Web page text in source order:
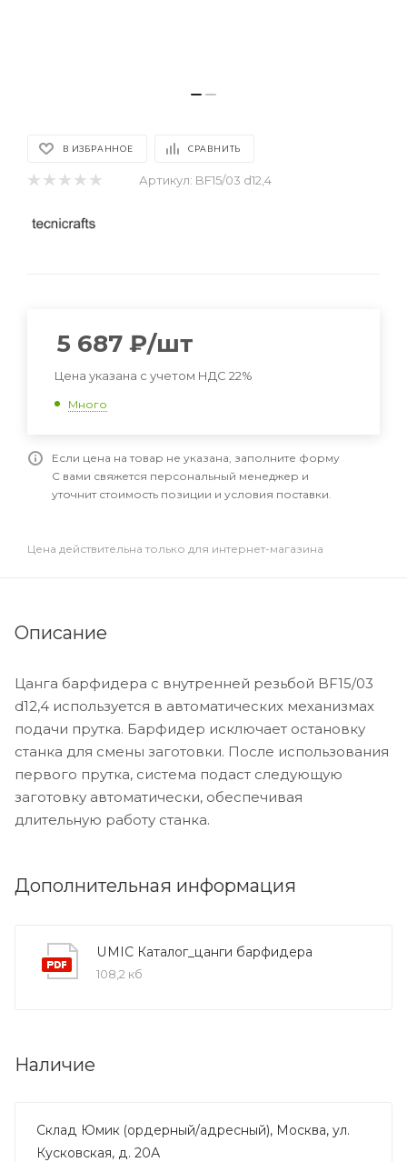
В ИЗБРАННОЕ СРАВНИТЬ
Артикул: BF15/03 d12,4
5 687 ₽/шт
Цена указана с учетом НДС 22%
Много
Если цена на товар не указана, заполните форму
С вами свяжется персональный менеджер и
уточнит стоимость позиции и условия поставки.
Цена действительна только для интернет-магазина
Описание
Цанга барфидера с внутренней резьбой BF15/03
d12,4 используется в автоматических механизмах
подачи прутка. Барфидер исключает остановку
станка для смены заготовки. После использования
первого прутка, система подаст следующую
заготовку автоматически, обеспечивая
длительную работу станка.
Дополнительная информация
UMIC Каталог_цанги барфидера
108,2 кб
Наличие
Склад Юмик (ордерный/адресный), Москва, ул.
Кусковская, д. 20А